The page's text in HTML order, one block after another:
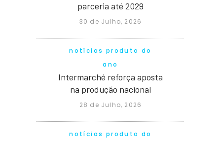
parceria até 2029
30 de Julho, 2026
notícias produto do
ano
Intermarché reforça aposta
na produção nacional
28 de Julho, 2026
notícias produto do